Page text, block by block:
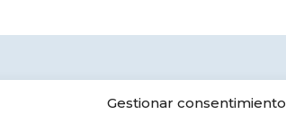
Gestionar consentimiento
Aviso legal